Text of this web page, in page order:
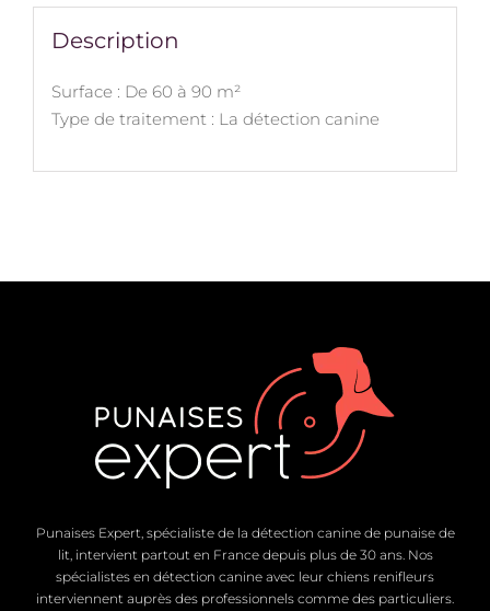
Description
Surface : De 60 à 90 m²
Type de traitement : La détection canine
Punaises Expert, spécialiste de la détection canine de punaise de
lit, intervient partout en France depuis plus de 30 ans. Nos
spécialistes en détection canine avec leur chiens renifleurs
interviennent auprès des professionnels comme des particuliers.